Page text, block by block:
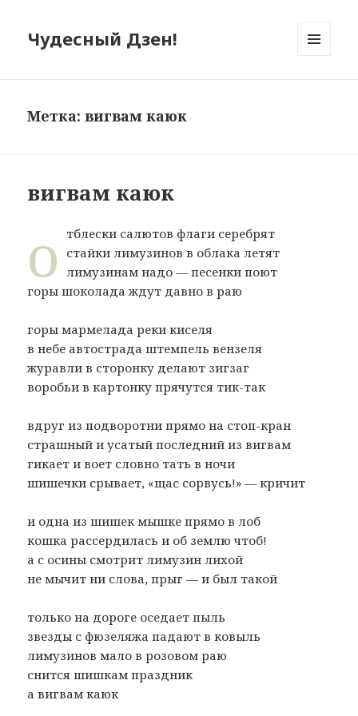
Чудесный Дзен!
Метка: вигвам каюк
вигвам каюк
о
тблески салютов флаги серебрят
стайки лимузинов в облака летят
лимузинам надо — песенки поют
горы шоколада ждут давно в раю
горы мармелада реки киселя
в небе автострада штемпель вензеля
журавли в сторонку делают зигзаг
воробьи в картонку прячутся тик-так
вдруг из подворотни прямо на стоп-кран
страшный и усатый последний из вигвам
гикает и воет словно тать в ночи
шишечки срывает, «щас сорвусь!» — кричит
и одна из шишек мышке прямо в лоб
кошка рассердилась и об землю чтоб!
а с осины смотрит лимузин лихой
не мычит ни слова, прыг — и был такой
только на дороге оседает пыль
звезды с фюзеляжа падают в ковыль
лимузинов мало в розовом раю
снится шишкам праздник
а вигвам каюк